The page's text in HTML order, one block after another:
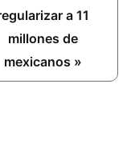
a 11
millones de
mexicanos »